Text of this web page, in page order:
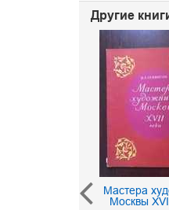
Другие
Мастера
Москвы